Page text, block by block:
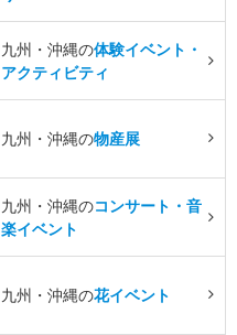
九州・沖縄の体験イベント・
アクティビティ
九州・沖縄の物産展
九州・沖縄のコンサート・音
楽イベント
九州・沖縄の花イベント